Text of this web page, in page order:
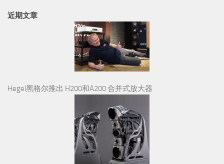
近期文章
Hegel黑格尔推出 H200和A200 合并式放大器